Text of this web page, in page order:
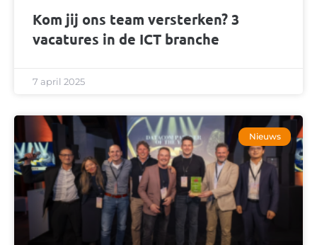
Kom jij ons team versterken? 3
vacatures in de ICT branche
7 april 2025
Nieuws